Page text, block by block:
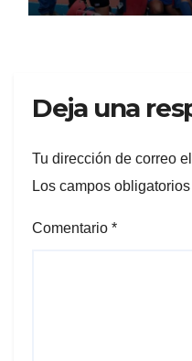
Deja una
Tu dirección de correo
Los campos
Comentario *